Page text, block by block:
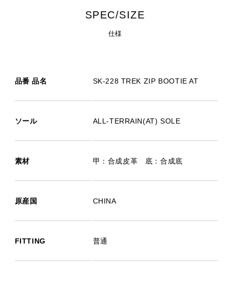
SPEC/SIZE
仕様
品番 品名 SK-228 TREK ZIP BOOTIE AT
ソール ALL-TERRAIN(AT) SOLE
素材 甲：合成皮革 底：合成底
原産国 CHINA
FITTING 普通